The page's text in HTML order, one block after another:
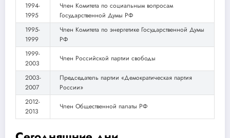
1994-
1995
Член Комитета по социальным вопросам
Государственной Думы РФ
1995-
1999
Член Комитета по энергетике Государственной Думы
РФ
1999-
2003
Член Российской партии свободы
2003-
2007
Председатель партии «Демократическая партия
России»
2012-
2013
Член Общественной палаты РФ